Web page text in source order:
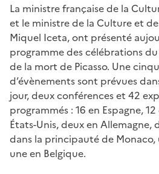
La ministre française de la
et le ministre de la Culture et
Miquel Iceta, ont présenté
programme des célébrations
de la mort de Picasso. Une
d’évènements sont prévues
jour, deux conférences et 42
programmés : 16 en Espagne,
États-Unis, deux en Allemagne,
dans la principauté de Monaco,
une en Belgique.